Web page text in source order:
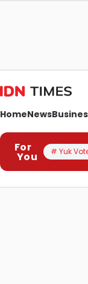
HomeNews
For
You # Yuk